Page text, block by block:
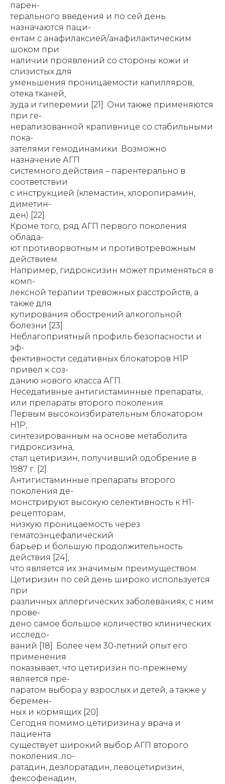
парен-
терального введения и по сей день
назначаются паци-
ентам с анафилаксией/анафилактическим
шоком при
наличии проявлений со стороны кожи и
слизистых для
уменьшения проницаемости капилляров,
отека тканей,
зуда и гиперемии [21]. Они также применяются
при ге-
нерализованной крапивнице со стабильными
пока-
зателями гемодинамики. Возможно
назначение АГП
системного действия – парентерально в
соответствии
с инструкцией (клемастин, хлоропирамин,
диметин-
ден) [22].
Кроме того, ряд АГП первого поколения
облада-
ют противорвотным и противотревожным
действием.
Например, гидроксизин может применяться в
комп-
лексной терапии тревожных расстройств, а
также для
купирования обострений алкогольной
болезни [23].
Неблагоприятный профиль безопасности и
эф-
фективности седативных блокаторов Н1Р
привел к соз-
данию нового класса АГП.
Неседативные антигистаминные препараты,
или препараты второго поколения
Первым высокоизбирательным блокатором
Н1Р,
синтезированным на основе метаболита
гидроксизина,
стал цетиризин, получивший одобрение в
1987 г. [2].
Антигистаминные препараты второго
поколения де-
монстрируют высокую селективность к Н1-
рецепторам,
низкую проницаемость через
гематоэнцефалический
барьер и большую продолжительность
действия [24],
что является их значимым преимуществом.
Цетиризин по сей день широко используется
при
различных аллергических заболеваниях, с ним
прове-
дено самое большое количество клинических
исследо-
ваний [18]. Более чем 30-летний опыт его
применения
показывает, что цетиризин по-прежнему
является пре-
паратом выбора у взрослых и детей, а также у
беремен-
ных и кормящих [20].
Сегодня помимо цетиризина у врача и
пациента
существует широкий выбор АГП второго
поколения: ло-
ратадин, дезлоратадин, левоцетиризин,
фексофенадин,